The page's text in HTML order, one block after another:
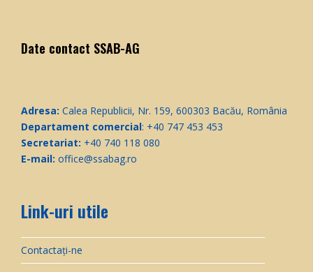
Date contact SSAB-AG
Adresa: Calea Republicii, Nr. 159, 600303 Bacău, România
Departament comercial: +40 747 453 453
Secretariat: +40 740 118 080
E-mail: office@ssabag.ro
Link-uri utile
Contactați-ne